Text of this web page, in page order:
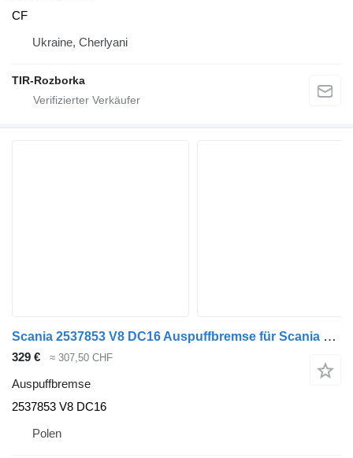
CF
Ukraine, Cherlyani
TIR-Rozborka
Scania 2537853 V8 DC16 Auspuffbremse für Scania R Sattelzugmaschine
329 € ≈ 307,50 CHF
Auspuffbremse
2537853 V8 DC16
Polen